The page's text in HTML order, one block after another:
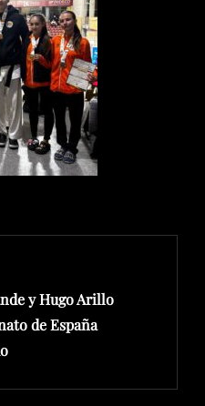
y Hugo Arillo
de España